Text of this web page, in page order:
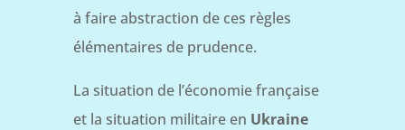
à faire abstraction de ces règles
élémentaires de prudence.
La situation de l’économie française
et la situation militaire en Ukraine